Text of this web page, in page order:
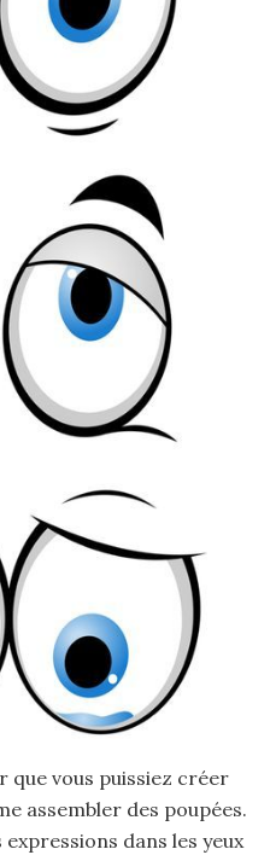
vous puissiez créer
assembler des poupées.
dans les yeux